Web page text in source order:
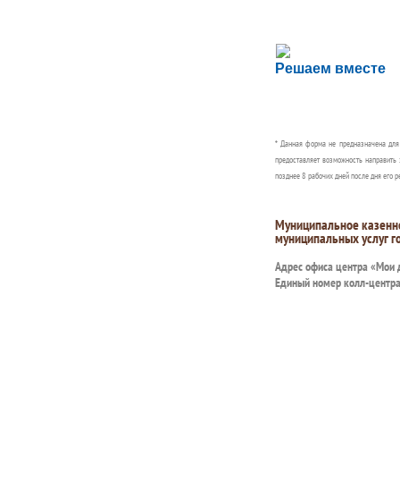
Решаем вместе
Сложности с
Сообщите об этом
* Данная форма не предназначена
предоставляет возможность
позднее 8 рабочих дней после дня его
Муниципальное
муниципальных услуг
Адрес офиса центра «Мои
Единый номер колл-